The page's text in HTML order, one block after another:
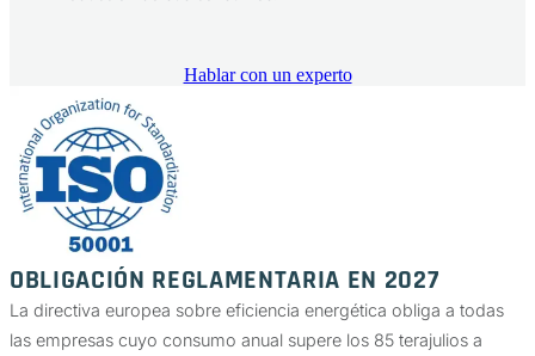
Hablar con un experto
OBLIGACIÓN REGLAMENTARIA EN 2027
La directiva europea sobre eficiencia energética obliga a todas
las empresas cuyo consumo anual supere los 85 terajulios a